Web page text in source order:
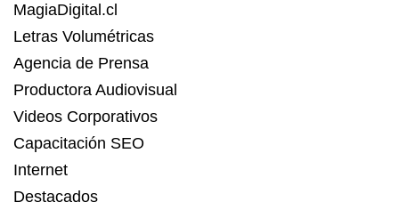
MagiaDigital.cl
Letras Volumétricas
Agencia de Prensa
Productora Audiovisual
Videos Corporativos
Capacitación SEO
Internet
Destacados